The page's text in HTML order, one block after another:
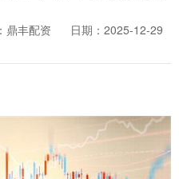
鼎丰配资
日期：2025-12-29